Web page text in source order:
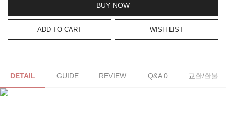
BUY NOW
ADD TO CART WISH LIST
DETAIL GUIDE REVIEW Q&A 0 교환/환불